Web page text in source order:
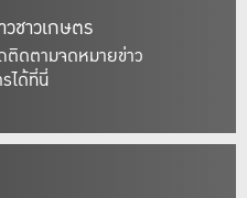
ชาวเกษตร
ดตามจดหมายข่าว
ได้ที่นี่